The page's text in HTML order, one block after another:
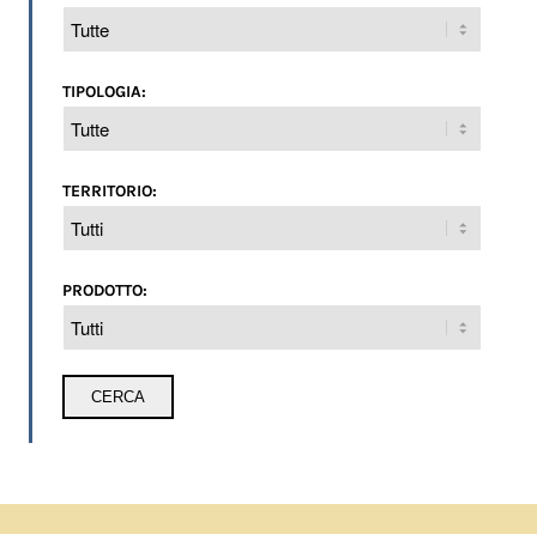
TIPOLOGIA:
TERRITORIO:
PRODOTTO: